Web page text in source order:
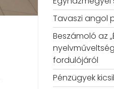
Tavaszi angol
Beszámoló az
fordulójáról
Pénzügyek